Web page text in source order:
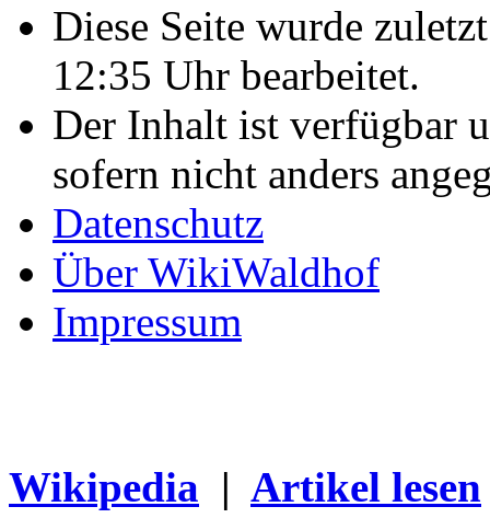
Diese Seite wurde
12:35 Uhr bearbeitet.
Der Inhalt ist verfügbar
sofern nicht anders
Datenschutz
Über WikiWaldhof
Impressum
Wikipedia | Artikel lesen